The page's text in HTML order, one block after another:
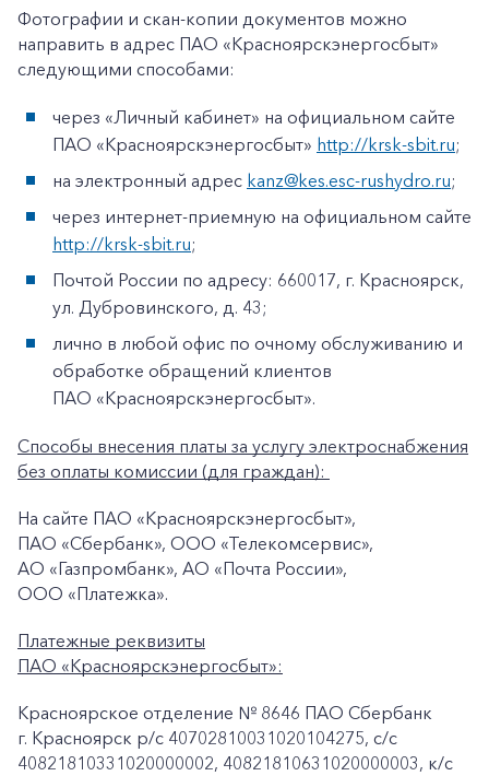
Фотографии и скан-копии документов можно
направить в адрес ПАО «Красноярскэнергосбыт»
следующими способами:
через «Личный кабинет» на официальном сайте
ПАО «Красноярскэнергосбыт» http://krsk-sbit.ru;
на электронный адрес kanz@kes.esc-rushydro.ru;
через интернет-приемную на официальном сайте
http://krsk-sbit.ru;
Почтой России по адресу: 660017, г. Красноярск,
ул. Дубровинского, д. 43;
лично в любой офис по очному обслуживанию и
обработке обращений клиентов
ПАО «Красноярскэнергосбыт».
Способы внесения платы за услугу электроснабжения
без оплаты комиссии (для граждан):
На сайте ПАО «Красноярскэнергосбыт»,
ПАО «Сбербанк», ООО «Телекомсервис»,
АО «Газпромбанк», АО «Почта России»,
ООО «Платежка».
Платежные реквизиты
ПАО «Красноярскэнергосбыт»:
Красноярское отделение № 8646 ПАО Сбербанк
г. Красноярск p/c 40702810031020104275, с/с
40821810331020000002, 40821810631020000003, к/c